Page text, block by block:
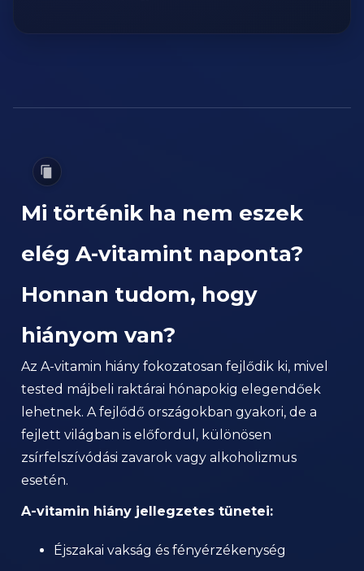
Mi történik ha nem eszek
elég A-vitamint naponta?
Honnan tudom, hogy
hiányom van?
Az A-vitamin hiány fokozatosan fejlődik ki, mivel
tested májbeli raktárai hónapokig elegendőek
lehetnek. A fejlődő országokban gyakori, de a
fejlett világban is előfordul, különösen
zsírfelszívódási zavarok vagy alkoholizmus
esetén.
A-vitamin hiány jellegzetes tünetei:
Éjszakai vakság és fényérzékenység